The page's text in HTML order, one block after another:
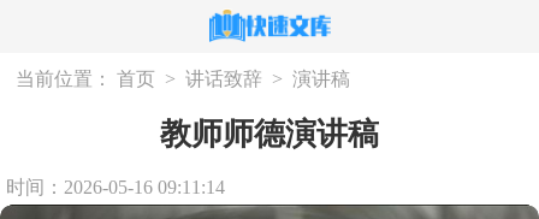
当前位置： 首页 > 讲话致辞 > 演讲稿
教师师德演讲稿
时间：2026-05-16 09:11:14